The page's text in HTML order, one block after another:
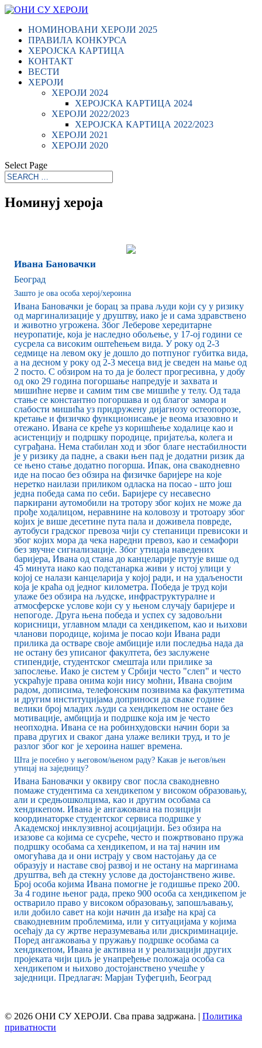
НОМИНОВАНИ ХЕРОЈИ 2025
ПРАВИЛА КОНКУРСА
ХЕРОЈСКА КАРТИЦА
КОНТАКТ
ВЕСТИ
ХЕРОЈИ
ХЕРОЈИ 2024
ХЕРОЈСКА КАРТИЦА 2024
ХЕРОЈИ 2022/2023
ХЕРОЈСКА КАРТИЦА 2022/2023
ХЕРОЈИ 2021
ХЕРОЈИ 2020
Select Page
Номинуј хероја
Ивана Бановачки
Београд
Зашто је ова особа херој/хероина
Ивана Бановачки је борац за права људи који су у ризику
од маргинализације у друштву, иако је и сама здравствено
и животно угрожена. Због Леберове хередитарне
неуропатије, која је наследно обољење, у 17-ој години се
сусрела са високим оштећењем вида. У року од 2-3
седмице на левом оку је дошло до потпуног губитка вида,
а на десном у року од 2-3 месеца вид је сведен на мање од
2 посто. С обзиром на то да је болест прогресивна, у добу
од око 29 година погоршање напредује и захвата и
мишићне нерве и самим тим све мишиће у телу. Од тада
стање се константно погоршава и од благог замора и
слабости мишића уз придружену дијагнозу остеопорозе,
кретање и физичко функционисање је веома изазовно и
отежано. Ивана се креће уз коришћење ходалице као и
асистенцију и подршку породице, пријатеља, колега и
суграђана. Нема стабилан ход и због благе нестабилности
је у ризику да падне, а сваки њен пад је додатни ризик да
се њено стање додатно погорша. Ипак, она свакодневно
иде на посао без обзира на физичке баријере на које
неретко наилази приликом одласка на посао - што још
једна победа сама по себи. Баријере су несавесно
паркирани аутомобили на тротору због којих не може да
прође ходалицом, неравнине на коловозу и тротоару због
којих је више десетине пута пала и доживела повреде,
аутобуси градског превоза чији су степаници превисоки и
због којих мора да чека наредни превоз, као и семафори
без звучне сигнализације. Због утицаја наведених
баријера, Ивана од стана до канцеларије путује више од
45 минута иако као подстанарка живи у истој улици у
којој се налази канцеларија у којој ради, и на удаљености
која је краћа од једног километра. Победа је труд који
улаже без обзира на људске, инфраструктуралне и
атмосферске услове који су у њеном случају баријере и
непогоде. Друга њена победа и успех су задовољни
корисници, углавном млади са хендикепом, као и њихови
чланови породице, којима је посао који Ивана ради
прилика да остваре своје амбиције или последња нада да
не остану без уписаног факултета, без заслужене
стипендије, студентског смештаја или прилике за
запослење. Иако је систем у Србији често "слеп" и често
ускраћује права онима који нису моћни, Ивана својим
радом, дописима, телефонским позивима ка факултетима
и другим институцијама доприноси да сваке године
велики број младих људи са хендикепом не остане без
мотивације, амбиција и подршке која им је често
неопходна. Ивана се на робинхудовски начин бори за
права других и сваког дана улаже велики труд, и то је
разлог због ког је хероина нашег времена.
Шта је посебно у његовом/њеном раду? Какав је његов/њен
утицај на заједницу?
Ивана Бановачки у оквиру свог посла свакодневно
помаже студентима са хендикепом у високом образовању,
али и средњошколцима, као и другим особама са
хендикепом. Ивана је ангажована на позицији
координаторке студентског сервиса подршке у
Академској инклузивној асоцијацији. Без обзира на
изазове са којима се сусреће, често и пожртвовано пружа
подршку особама са хендикепом, и на тај начин им
омогућава да и они истрају у свом настојању да се
образују и наставе свој развој и не остану на маргинама
друштва, већ да стекну услове да достојанствено живе.
Број особа којима Ивана помогне је годишње преко 200.
За 4 године њеног рада, преко 900 особа са хендикепом је
остварило право у високом образовању, запошљавању,
или добило савет на који начин да изађе на крај са
свакодневним проблемима, или у ситуацијама у којима
осећају да су жртве неразумевања или дискриминације.
Поред ангажовања у пружању подршке особама са
хендикепом, Ивана је активна и у реализацији других
пројеката чији циљ је унапређење положаја особа са
хендикепом и њихово достојанствено учешће у
заједници. Предлагач: Марјан Туфегџић, Београд
© 2026 ОНИ СУ ХЕРОЈИ. Сва права задржана. | Политика
приватности